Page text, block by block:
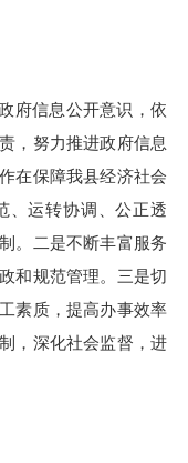
信息公开意识，依
，努力推进政府信息
在保障我县经济社会
、运转协调、公正透
。二是不断丰富服务
和规范管理。三是切
素质，提高办事效率
，深化社会监督，进